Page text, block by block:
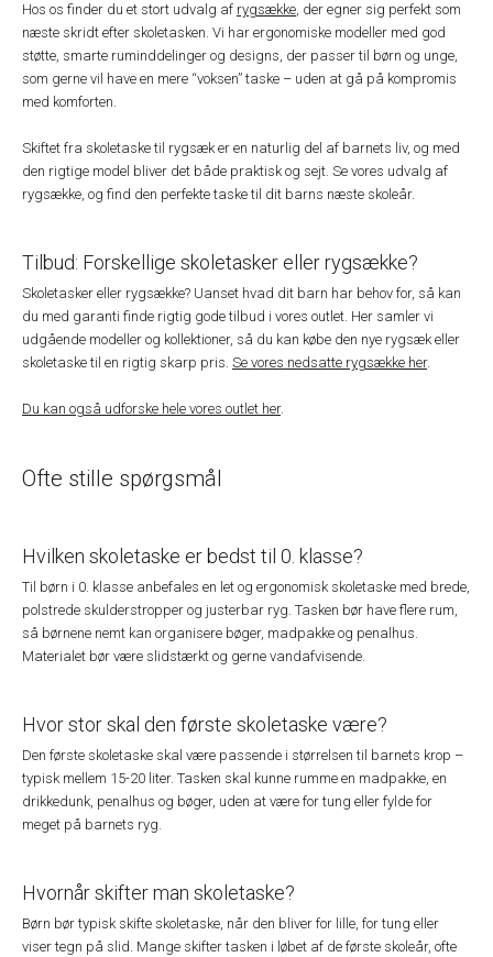
Hos os finder du et stort udvalg af rygsække, der egner sig perfekt som
næste skridt efter skoletasken. Vi har ergonomiske modeller med god
støtte, smarte ruminddelinger og designs, der passer til børn og unge,
som gerne vil have en mere “voksen” taske – uden at gå på kompromis
med komforten.
Skiftet fra skoletaske til rygsæk er en naturlig del af barnets liv, og med
den rigtige model bliver det både praktisk og sejt. Se vores udvalg af
rygsække, og find den perfekte taske til dit barns næste skoleår.
Tilbud: Forskellige skoletasker eller rygsække?
Skoletasker eller rygsække? Uanset hvad dit barn har behov for, så kan
du med garanti finde rigtig gode tilbud i vores outlet. Her samler vi
udgående modeller og kollektioner, så du kan købe den nye rygsæk eller
skoletaske til en rigtig skarp pris. Se vores nedsatte rygsække her.
Du kan også udforske hele vores outlet her.
Ofte stille spørgsmål
Hvilken skoletaske er bedst til 0. klasse?
Til børn i 0. klasse anbefales en let og ergonomisk skoletaske med brede,
polstrede skulderstropper og justerbar ryg. Tasken bør have flere rum,
så børnene nemt kan organisere bøger, madpakke og penalhus.
Materialet bør være slidstærkt og gerne vandafvisende.
Hvor stor skal den første skoletaske være?
Den første skoletaske skal være passende i størrelsen til barnets krop –
typisk mellem 15-20 liter. Tasken skal kunne rumme en madpakke, en
drikkedunk, penalhus og bøger, uden at være for tung eller fylde for
meget på barnets ryg.
Hvornår skifter man skoletaske?
Børn bør typisk skifte skoletaske, når den bliver for lille, for tung eller
viser tegn på slid. Mange skifter tasken i løbet af de første skoleår, ofte